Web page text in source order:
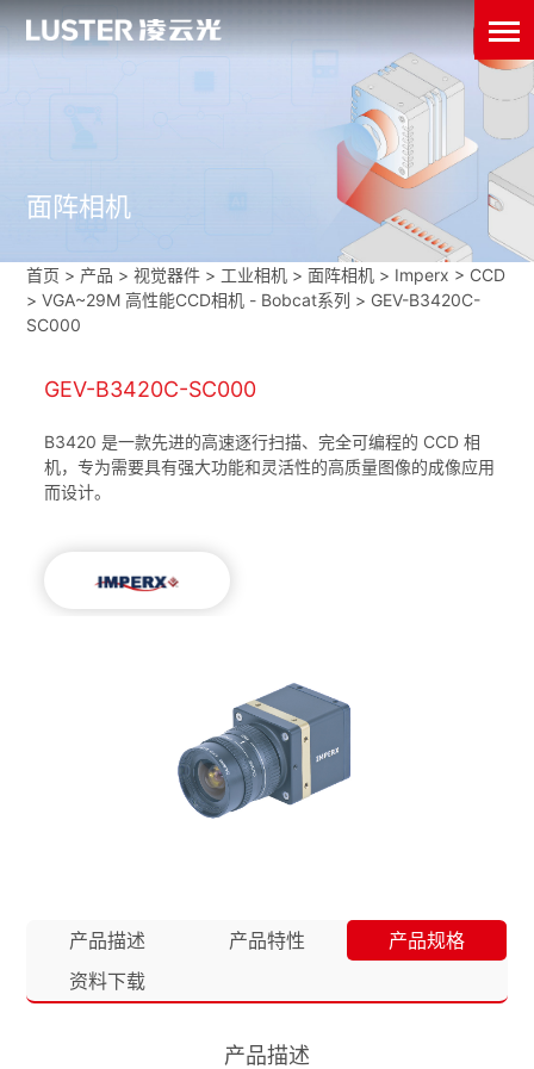
面阵相机
首页 > 产品 > 视觉器件 > 工业相机 >面阵相机 > Imperx > CCD
>VGA~29M 高性能CCD相机 - Bobcat系列 > GEV-B3420C-
SC000
GEV-B3420C-SC000
B3420 是一款先进的高速逐行扫描、完全可编程的 CCD 相
机，专为需要具有强大功能和灵活性的高质量图像的成像应用
而设计。
产品描述 产品特性
产品规格
资料下载
产品描述